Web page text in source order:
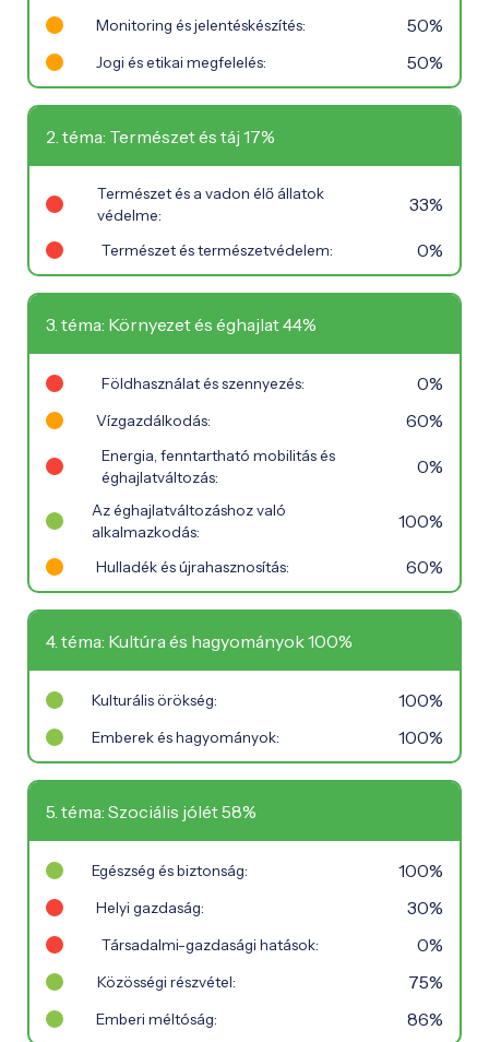
Monitoring és jelentéskészítés: 50%
Jogi és etikai megfelelés: 50%
2. téma: Természet és táj 17%
Természet és a vadon élő állatok
védelme:
33%
Természet és természetvédelem: 0%
3. téma: Környezet és éghajlat 44%
Földhasználat és szennyezés: 0%
Vízgazdálkodás: 60%
Energia, fenntartható mobilitás és
éghajlatváltozás:
0%
Az éghajlatváltozáshoz való
alkalmazkodás:
100%
Hulladék és újrahasznosítás: 60%
4. téma: Kultúra és hagyományok 100%
Kulturális örökség: 100%
Emberek és hagyományok: 100%
5. téma: Szociális jólét 58%
Egészség és biztonság: 100%
Helyi gazdaság: 30%
Társadalmi-gazdasági hatások: 0%
Közösségi részvétel: 75%
Emberi méltóság: 86%